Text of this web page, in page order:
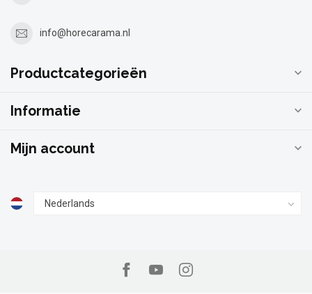
info@horecarama.nl
Productcategorieën
Informatie
Mijn account